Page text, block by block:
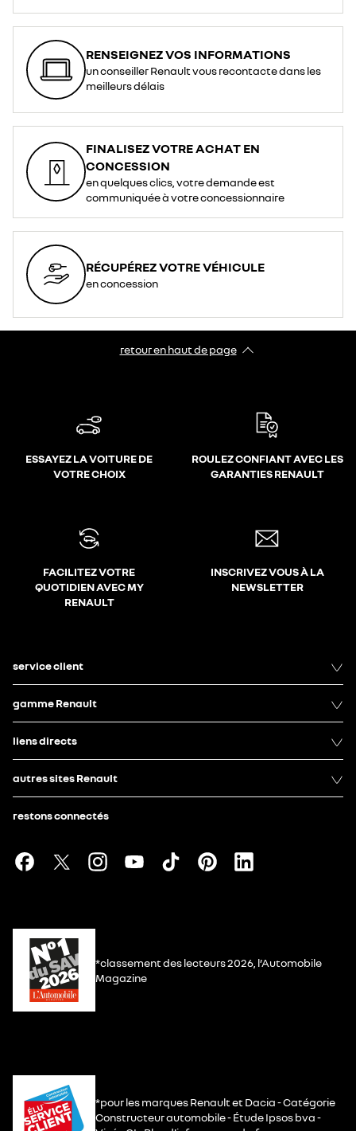
RENSEIGNEZ VOS INFORMATIONS
un conseiller Renault vous recontacte dans les
meilleurs délais
FINALISEZ VOTRE ACHAT EN
CONCESSION
en quelques clics, votre demande est
communiquée à votre concessionnaire
RÉCUPÉREZ VOTRE VÉHICULE
en concession
retour en haut de page​
ESSAYEZ LA VOITURE DE
VOTRE CHOIX
ROULEZ CONFIANT AVEC LES
GARANTIES RENAULT
FACILITEZ VOTRE
QUOTIDIEN AVEC MY
RENAULT
INSCRIVEZ VOUS À LA
NEWSLETTER
service client
gamme Renault
liens directs
autres sites Renault
restons connectés
*classement des lecteurs 2026, l’Automobile
Magazine
*pour les marques Renault et Dacia - Catégorie
Constructeur automobile - Étude Ipsos bva -